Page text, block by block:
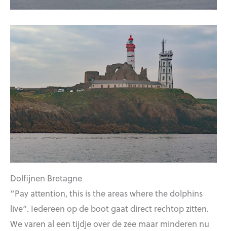
Dolfijnen Bretagne
“Pay attention, this is the areas where the dolphins
live”. Iedereen op de boot gaat direct rechtop zitten.
We varen al een tijdje over de zee maar minderen nu